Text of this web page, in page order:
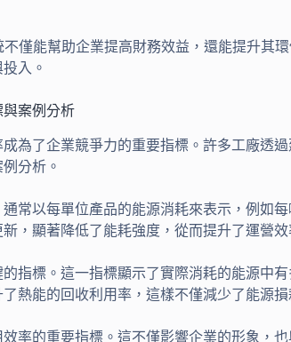
僅能幫助企業提高財務效益，還能提升其
入。
與案例分析
為了企業競爭力的重要指標。許多工廠透
分析。
常以每單位產品的能源消耗來表示，例如
，顯著降低了能耗強度，從而提升了運營效
指標。這一指標顯示了實際消耗的能源中
熱能的回收利用率，這樣不僅減少了能源損
率的重要指標。這不僅影響企業的形象，